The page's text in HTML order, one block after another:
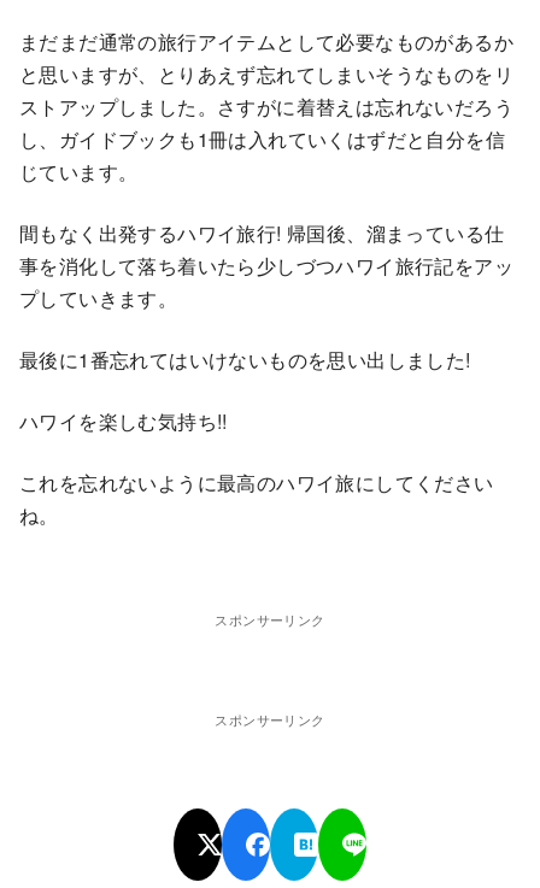
まだまだ通常の旅行アイテムとして必要なものがあるか
と思いますが、とりあえず忘れてしまいそうなものをリ
ストアップしました。さすがに着替えは忘れないだろう
し、ガイドブックも1冊は入れていくはずだと自分を信
じています。
間もなく出発するハワイ旅行! 帰国後、溜まっている仕
事を消化して落ち着いたら少しづつハワイ旅行記をアッ
プしていきます。
最後に1番忘れてはいけないものを思い出しました!
ハワイを楽しむ気持ち!!
これを忘れないように最高のハワイ旅にしてください
ね。
スポンサーリンク
スポンサーリンク